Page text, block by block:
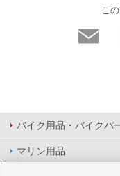
こ
バイク用品・バイクパ
マリン用品